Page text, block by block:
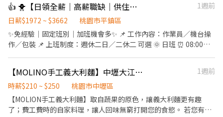
銀處理】 進行顧客結帳，維持現金收據整齊與準確 【環境清潔】 清
洗餐具與吧台設備，保持工作區域整潔 【產品說明】 為顧客提供飲
品資訊與建議，協助選擇
👍 🐥【日領全薪｜高薪職缺｜供住宿｜平鎮】🐥
1週前
日薪$1972 ~ $3662
桃園市平鎮區
✨免經驗｜固定班別｜加班機會多✨ 📌 工作內容：作業員／機台操
作／包裝 📌 上班制度：週休二日／二休二 可選 🌞 日班 ⏰ 08:00－
二班日班 ⏰ 07:00－19:00（12H） 💰 時薪約 230 元 🌙二休二班夜
班 ⏰ 19:00－07:00（12H） 💰 時薪約 260 元 加班費另計，收入更
穩定！ 💰額外獎金最高4200 💰 ✅ 免經驗可 ✅ 可立即上工 ✅ 冷氣廠
房 ✅ 提供制服 ✅ 提供住宿 ✅ 穩定長期工作 #提供住宿 #平鎮 #中壢
【MOLINO手工義大利麵】中壢大江店-外場兼職(中班,晚班)-F01
1週前
時薪$210 ~ $250
桃園市中壢區
【MOLION手工義大利麵】取自蔬果的原色，讓義大利麵更有趣
了；費工費時的自家料理，讓人回味無窮打開您的食慾。 若您有兼